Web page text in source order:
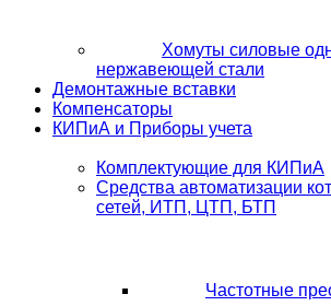
Хомуты силовые
нержавеющей стали
Демонтажные вставки
Компенсаторы
КИПиА и Приборы учета
Комплектующие для КИПиА
Средства автоматизации
сетей, ИТП, ЦТП, БТП
Частотные